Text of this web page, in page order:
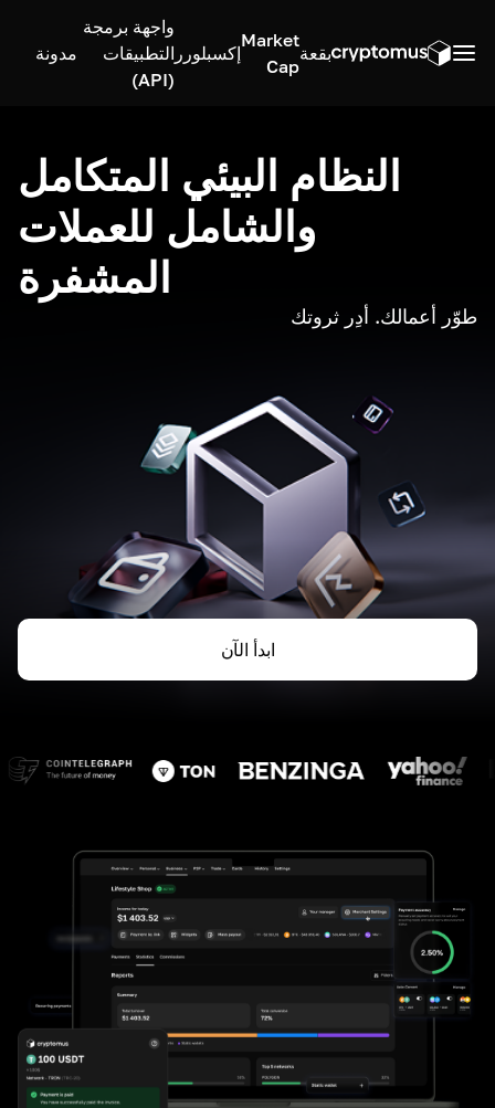
بقعة
Market
Cap
إكسبلورر
واجهة برمجة
التطبيقات
(API)
مدونة
النظام البيئي المتكامل
والشامل للعملات
المشفرة
طوّر أعمالك. أدِر ثروتك
ابدأ الآن